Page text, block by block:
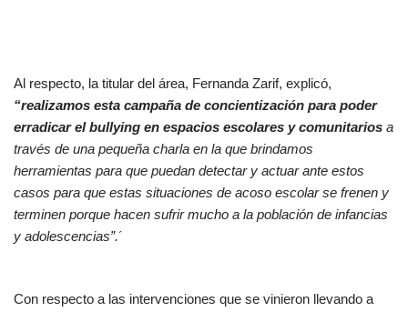
Al respecto, la titular del área, Fernanda Zarif, explicó,
“realizamos esta campaña de concientización para poder
erradicar el bullying en espacios escolares y comunitarios a
través de una pequeña charla en la que brindamos
herramientas para que puedan detectar y actuar ante estos
casos para que estas situaciones de acoso escolar se frenen y
terminen porque hacen sufrir mucho a la población de infancias
y adolescencias”.´
Con respecto a las intervenciones que se vinieron llevando a